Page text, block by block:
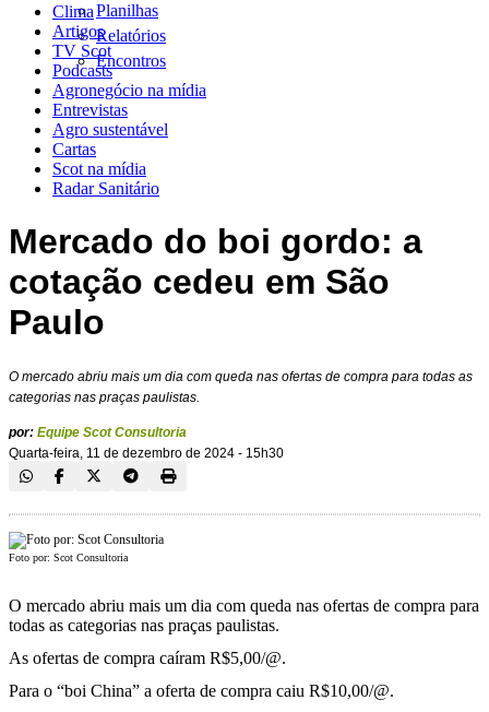
Planilhas
Relatórios
Encontros
Clima
Artigos
TV Scot
Podcasts
Agronegócio na mídia
Entrevistas
Agro sustentável
Cartas
Scot na mídia
Radar Sanitário
Mercado do boi gordo: a
cotação cedeu em São
Paulo
O mercado abriu mais um dia com queda nas ofertas de compra para todas as
categorias nas praças paulistas.
por: Equipe Scot Consultoria
Quarta-feira, 11 de dezembro de 2024 - 15h30
Foto por: Scot Consultoria
O mercado abriu mais um dia com queda nas ofertas de compra para
todas as categorias nas praças paulistas.
As ofertas de compra caíram R$5,00/@.
Para o “boi China” a oferta de compra caiu R$10,00/@.